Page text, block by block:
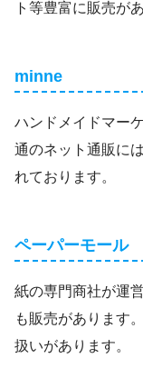
ト等豊富に販売が
minne
ハンドメイドマー
通のネット通販に
れております。
ペーパーモール
紙の専門商社が運
も販売があります
扱いがあります。